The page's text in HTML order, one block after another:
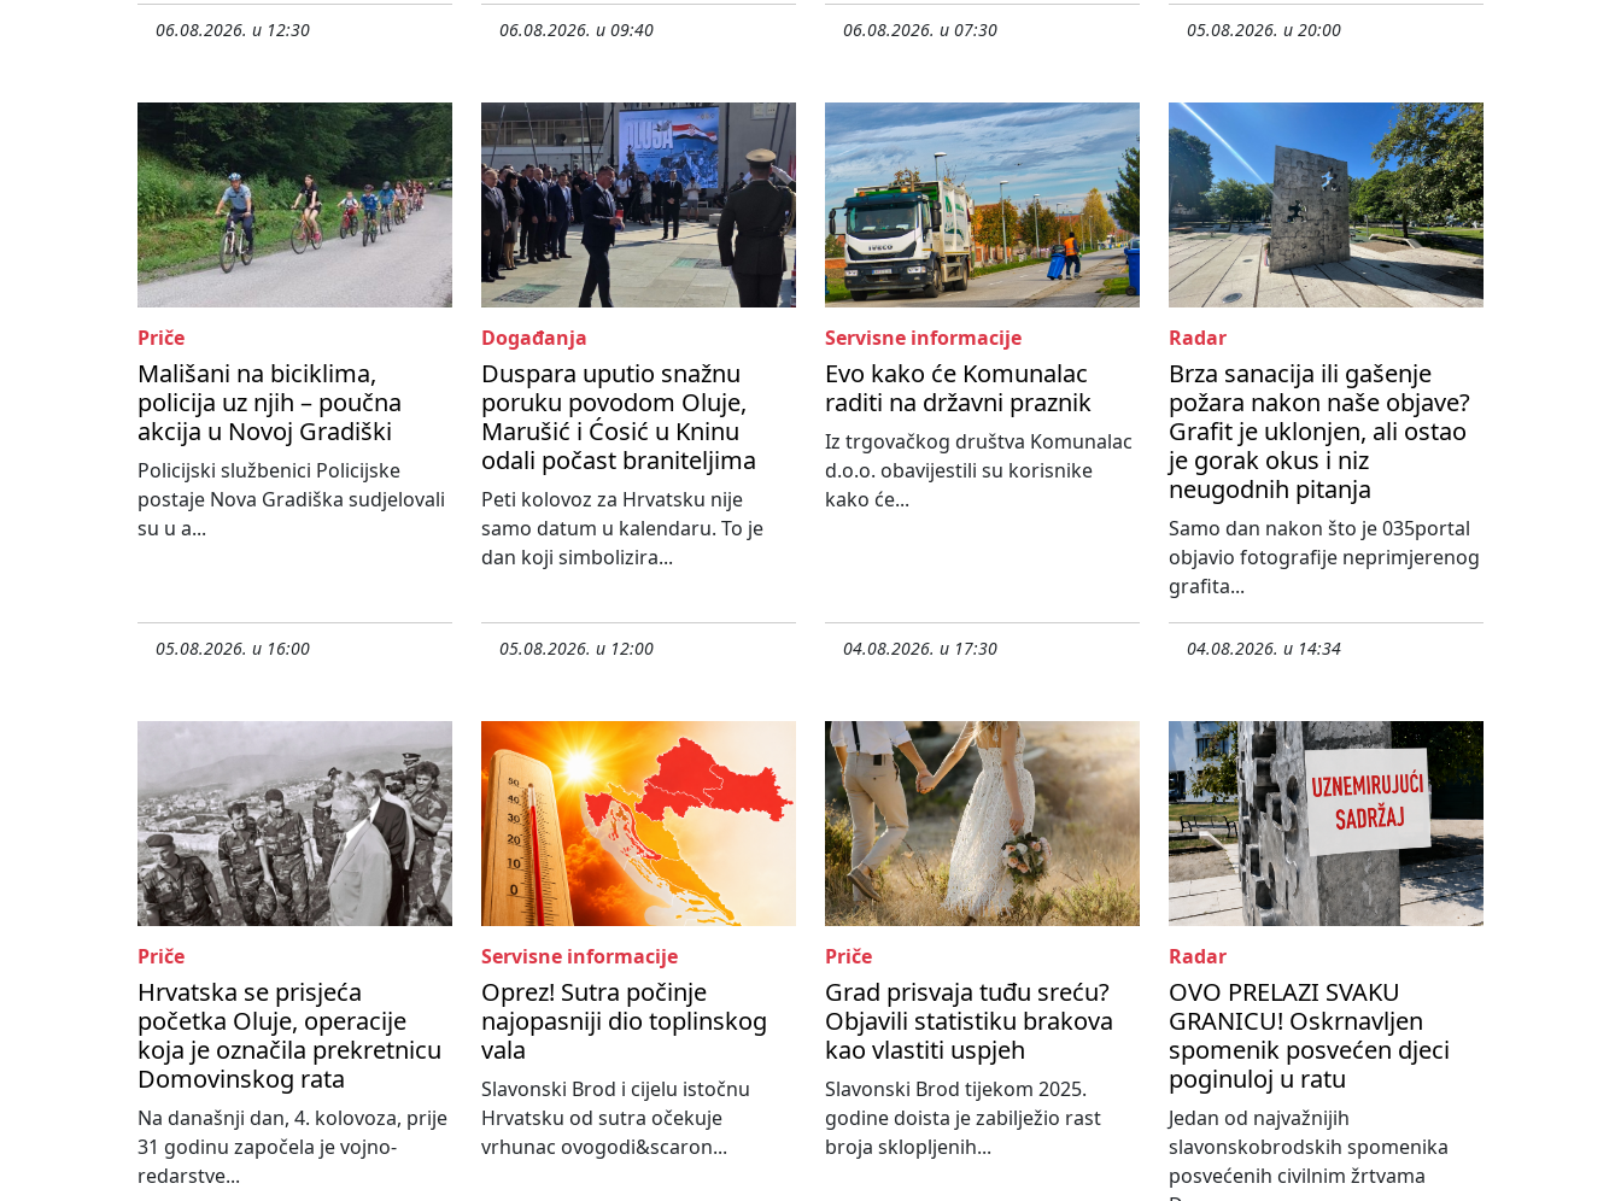
06.08.2026. u 12:30 06.08.2026. u 09:40 06.08.2026. u 07:30 05.08.2026. u 20:00
Priče
Mališani na biciklima,
policija uz njih – poučna
akcija u Novoj Gradiški
Policijski službenici Policijske
postaje Nova Gradiška sudjelovali
su u a...
05.08.2026. u 16:00
Događanja
Duspara uputio snažnu
poruku povodom Oluje,
Marušić i Ćosić u Kninu
odali počast braniteljima
Peti kolovoz za Hrvatsku nije
samo datum u kalendaru. To je
dan koji simbolizira...
05.08.2026. u 12:00
Servisne informacije
Evo kako će Komunalac
raditi na državni praznik
Iz trgovačkog društva Komunalac
d.o.o. obavijestili su korisnike
kako će...
04.08.2026. u 17:30
Radar
Brza sanacija ili gašenje
požara nakon naše objave?
Grafit je uklonjen, ali ostao
je gorak okus i niz
neugodnih pitanja
Samo dan nakon što je 035portal
objavio fotografije neprimjerenog
grafita...
04.08.2026. u 14:34
Priče
Hrvatska se prisjeća
početka Oluje, operacije
koja je označila prekretnicu
Domovinskog rata
Na današnji dan, 4. kolovoza, prije
31 godinu započela je vojno-
redarstve...
Servisne informacije
Oprez! Sutra počinje
najopasniji dio toplinskog
vala
Slavonski Brod i cijelu istočnu
Hrvatsku od sutra očekuje
vrhunac ovogodi&scaron...
Priče
Grad prisvaja tuđu sreću?
Objavili statistiku brakova
kao vlastiti uspjeh
Slavonski Brod tijekom 2025.
godine doista je zabilježio rast
broja sklopljenih...
Radar
OVO PRELAZI SVAKU
GRANICU! Oskrnavljen
spomenik posvećen djeci
poginuloj u ratu
Jedan od najvažnijih
slavonskobrodskih spomenika
posvećenih civilnim žrtvama